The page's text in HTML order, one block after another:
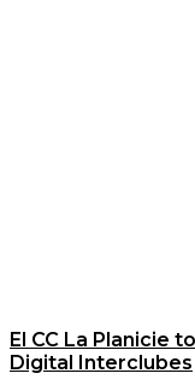
El CC La Planicie
Digital Interclubes